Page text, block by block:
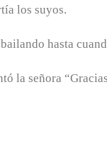
los suyos.
hasta
la señora